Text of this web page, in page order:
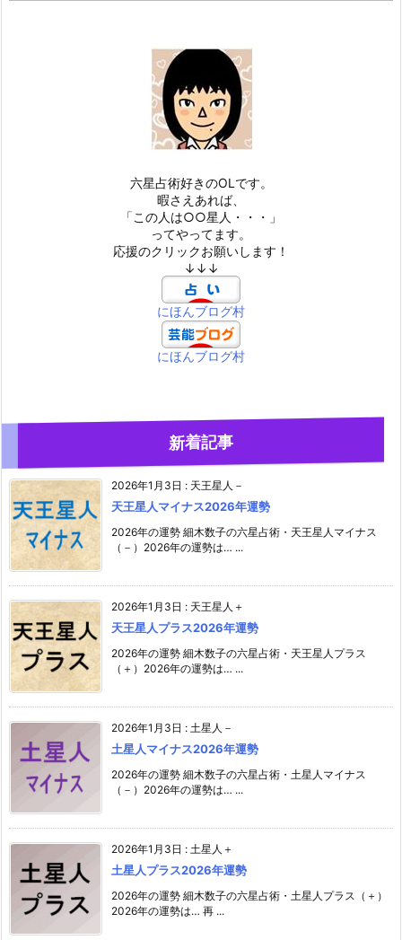
六星占術好きのOLです。
暇さえあれば、
「この人は○○星人・・・」
ってやってます。
応援のクリックお願いします！
↓↓↓
にほんブログ村
にほんブログ村
新着記事
2026年1月3日 : 天王星人－
天王星人マイナス2026年運勢
2026年の運勢 細木数子の六星占術・天王星人マイナス
（－）2026年の運勢は… ...
2026年1月3日 : 天王星人＋
天王星人プラス2026年運勢
2026年の運勢 細木数子の六星占術・天王星人プラス
（＋）2026年の運勢は… ...
2026年1月3日 : 土星人－
土星人マイナス2026年運勢
2026年の運勢 細木数子の六星占術・土星人マイナス
（－）2026年の運勢は… ...
2026年1月3日 : 土星人＋
土星人プラス2026年運勢
2026年の運勢 細木数子の六星占術・土星人プラス（＋）
2026年の運勢は… 再 ...